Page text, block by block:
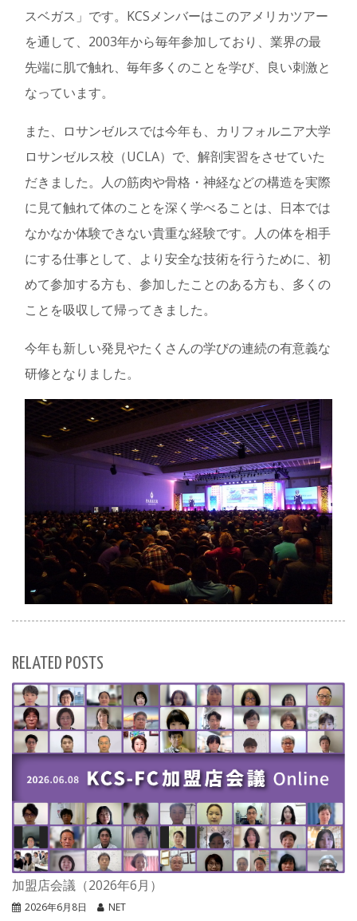
スベガス」です。KCSメンバーはこのアメリカツアー
を通して、2003年から毎年参加しており、業界の最
先端に肌で触れ、毎年多くのことを学び、良い刺激と
なっています。
また、ロサンゼルスでは今年も、カリフォルニア大学
ロサンゼルス校（UCLA）で、解剖実習をさせていた
だきました。人の筋肉や骨格・神経などの構造を実際
に見て触れて体のことを深く学べることは、日本では
なかなか体験できない貴重な経験です。人の体を相手
にする仕事として、より安全な技術を行うために、初
めて参加する方も、参加したことのある方も、多くの
ことを吸収して帰ってきました。
今年も新しい発見やたくさんの学びの連続の有意義な
研修となりました。
RELATED POSTS
加盟店会議（2026年6月）
2026年6月8日 NET